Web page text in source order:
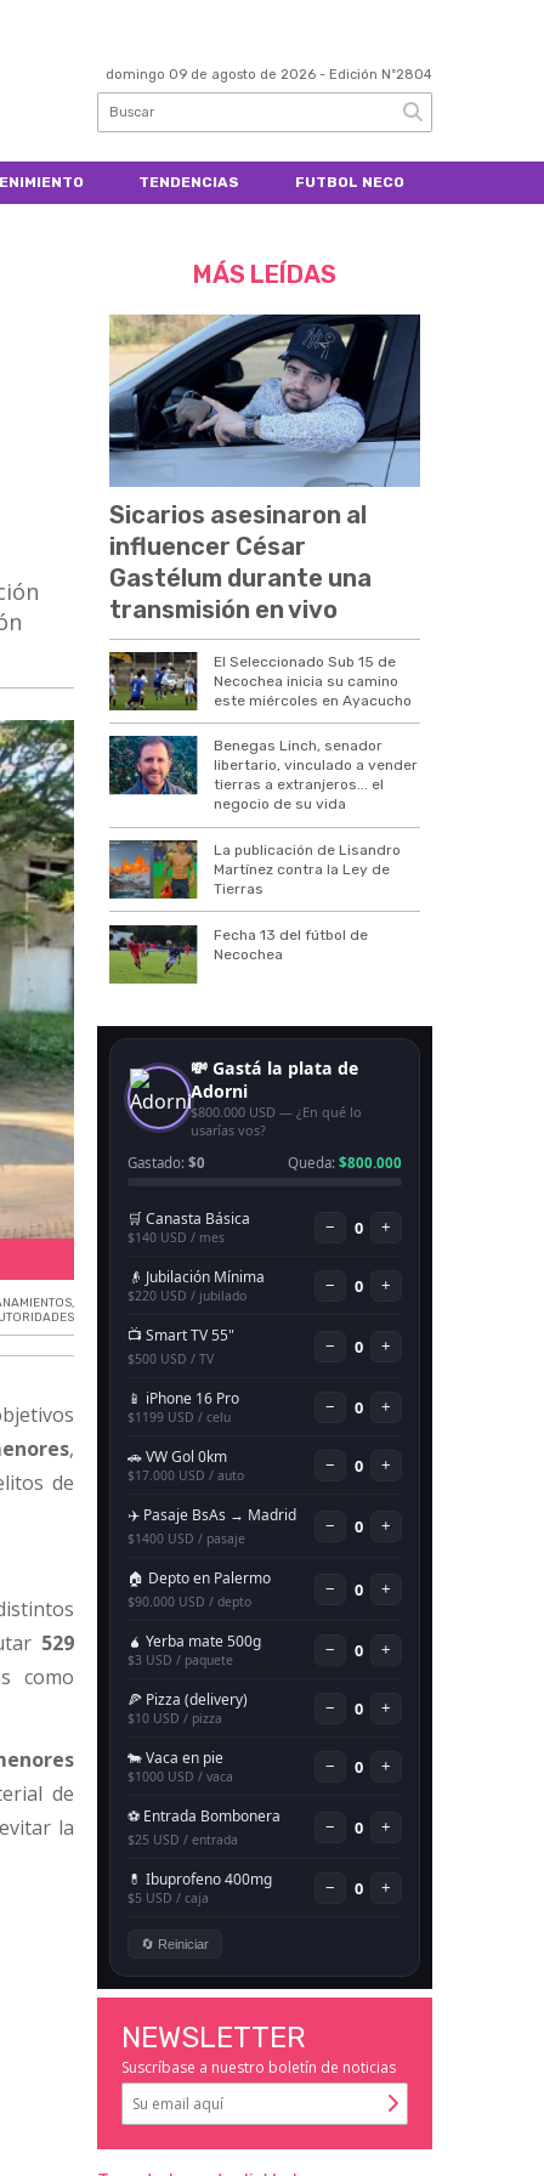
domingo 09 de agosto de 2026 - Edición Nº2804
TENDENCIAS FUTBOL NECO
,
,
de
529
como
de
la
MÁS LEÍDAS
Sicarios asesinaron al
influencer César
Gastélum durante una
transmisión en vivo
El Seleccionado Sub 15 de
Necochea inicia su camino
este miércoles en Ayacucho
Benegas Linch, senador
libertario, vinculado a vender
tierras a extranjeros... el
negocio de su vida
La publicación de Lisandro
Martínez contra la Ley de
Tierras
Fecha 13 del fútbol de
Necochea
NEWSLETTER
Suscríbase a nuestro boletín de noticias